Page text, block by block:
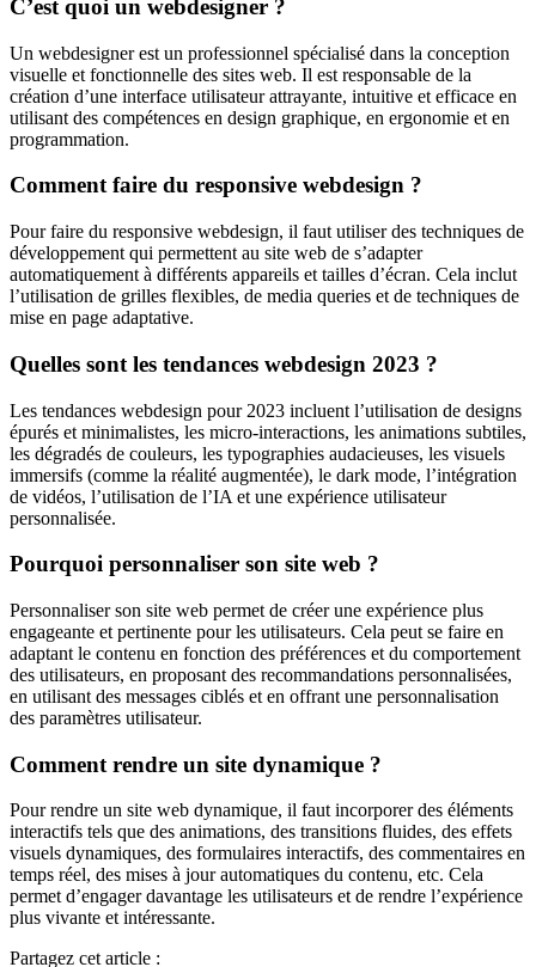
C’est quoi un webdesigner ?
Un webdesigner est un professionnel spécialisé dans la conception
visuelle et fonctionnelle des sites web. Il est responsable de la
création d’une interface utilisateur attrayante, intuitive et efficace en
utilisant des compétences en design graphique, en ergonomie et en
programmation.
Comment faire du responsive webdesign ?
Pour faire du responsive webdesign, il faut utiliser des techniques de
développement qui permettent au site web de s’adapter
automatiquement à différents appareils et tailles d’écran. Cela inclut
l’utilisation de grilles flexibles, de media queries et de techniques de
mise en page adaptative.
Quelles sont les tendances webdesign 2023 ?
Les tendances webdesign pour 2023 incluent l’utilisation de designs
épurés et minimalistes, les micro-interactions, les animations subtiles,
les dégradés de couleurs, les typographies audacieuses, les visuels
immersifs (comme la réalité augmentée), le dark mode, l’intégration
de vidéos, l’utilisation de l’IA et une expérience utilisateur
personnalisée.
Pourquoi personnaliser son site web ?
Personnaliser son site web permet de créer une expérience plus
engageante et pertinente pour les utilisateurs. Cela peut se faire en
adaptant le contenu en fonction des préférences et du comportement
des utilisateurs, en proposant des recommandations personnalisées,
en utilisant des messages ciblés et en offrant une personnalisation
des paramètres utilisateur.
Comment rendre un site dynamique ?
Pour rendre un site web dynamique, il faut incorporer des éléments
interactifs tels que des animations, des transitions fluides, des effets
visuels dynamiques, des formulaires interactifs, des commentaires en
temps réel, des mises à jour automatiques du contenu, etc. Cela
permet d’engager davantage les utilisateurs et de rendre l’expérience
plus vivante et intéressante.
Partagez cet article :